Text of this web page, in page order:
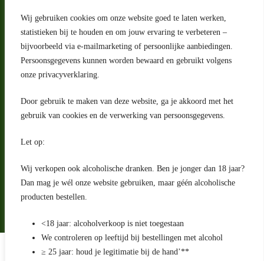
Wij gebruiken cookies om onze website goed te laten werken,
statistieken bij te houden en om jouw ervaring te verbeteren –
bijvoorbeeld via e-mailmarketing of persoonlijke aanbiedingen.
Persoonsgegevens kunnen worden bewaard en gebruikt volgens
onze privacyverklaring.
Door gebruik te maken van deze website, ga je akkoord met het
gebruik van cookies en de verwerking van persoonsgegevens.
Let op:
Wij verkopen ook alcoholische dranken. Ben je jonger dan 18 jaar?
Dan mag je wél onze website gebruiken, maar géén alcoholische
producten bestellen.
<18 jaar: alcoholverkoop is niet toegestaan
We controleren op leeftijd bij bestellingen met alcohol
≥ 25 jaar: houd je legitimatie bij de hand’**
Adres
Riga 4 E
2993 LW Barendrecht
Nederland
Contact
klantenservice@portugeseproducten.nl
Facebook
Herroepingsrecht
Bij bezorging van alcoholhoudende dranken voert de bezorger
Algemene voorwaarden